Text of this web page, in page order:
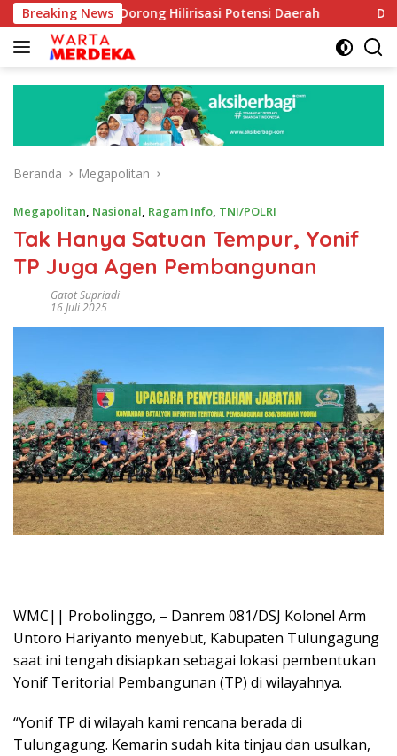
Langsung
ke
konten
Breaking News
Aboe Dorong Hilirisasi Potensi Daerah DPR Dorong
Beranda Megapolitan
Megapolitan, Nasional, Ragam Info, TNI/POLRI
Tak Hanya Satuan Tempur, Yonif
TP Juga Agen Pembangunan
Gatot Supriadi
16 Juli 2025
WMC|| Probolinggo, – Danrem 081/DSJ Kolonel Arm
Untoro Hariyanto menyebut, Kabupaten Tulungagung
saat ini tengah disiapkan sebagai lokasi pembentukan
Yonif Teritorial Pembangunan (TP) di wilayahnya.
“Yonif TP di wilayah kami rencana berada di
Tulungagung. Kemarin sudah kita tinjau dan usulkan,